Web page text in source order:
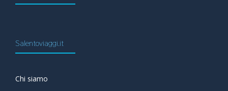
Salentoviaggi.it
Chi siamo